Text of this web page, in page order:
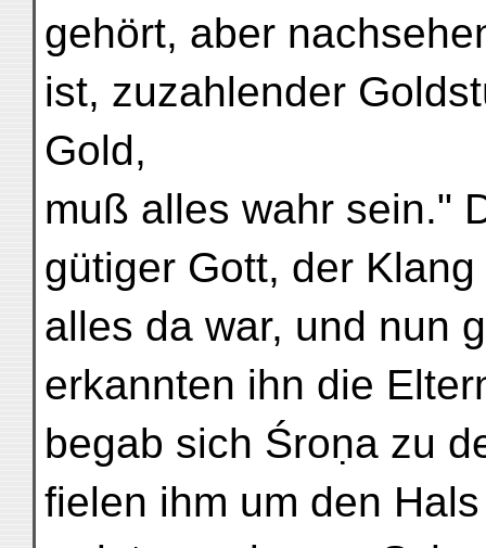
gehört, aber
ist, zuzahlender
Gold,
muß alles wahr sein."
gütiger Gott, der
alles da war, und nun
erkannten ihn die
begab sich Śroṇa zu
fielen ihm um den